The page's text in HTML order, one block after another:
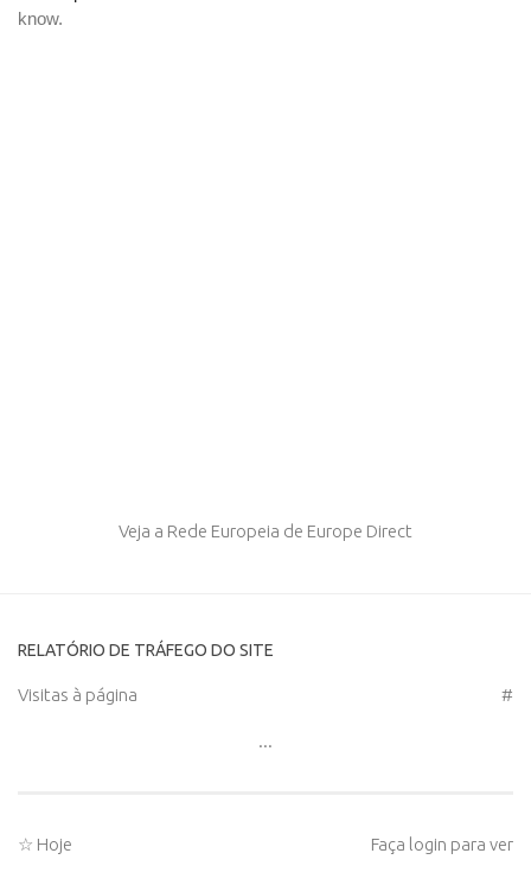
Veja a Rede Europeia de Europe Direct
RELATÓRIO DE TRÁFEGO DO SITE
Visitas à página #
...
☆ Hoje Faça login para ver